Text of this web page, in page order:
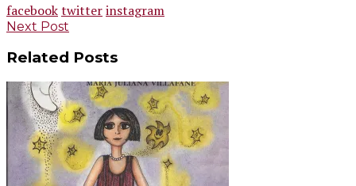
facebooktwitterinstagram
Post
navigation
Next Post
Related Posts